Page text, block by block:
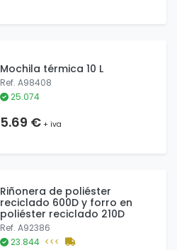
Mochila térmica 10 L
Ref. A98408
25.074
5.69 €+ iva
Riñonera de poliéster
reciclado 600D y forro en
poliéster reciclado 210D
Ref. A92386
23.844 <<<